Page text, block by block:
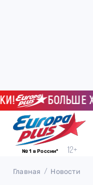
БОЛЬШЕ
№ 1 в России*
Главная Новости